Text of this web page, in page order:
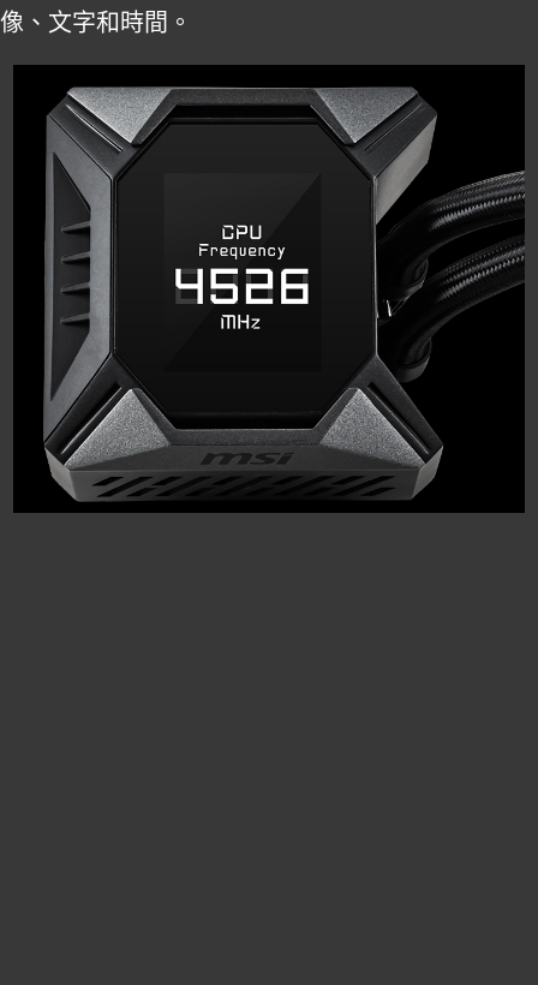
像、文字和時間。